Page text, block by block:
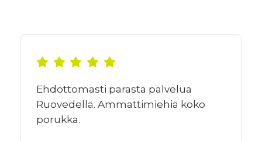
Ehdottomasti parasta palvelua
Ruovedellä. Ammattimiehiä koko
porukka.